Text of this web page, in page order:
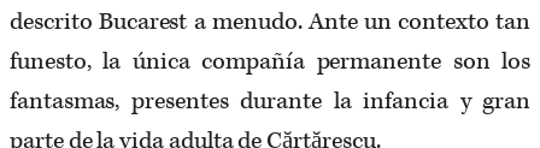
descrito Bucarest a menudo. Ante un contexto tan
funesto, la única compañía permanente son los
fantasmas, presentes durante la infancia y gran
parte de la vida adulta de Cărtărescu.